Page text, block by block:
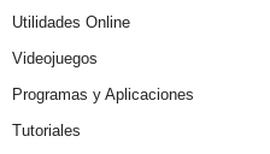
Utilidades Online
Videojuegos
Programas y Aplicaciones
Tutoriales